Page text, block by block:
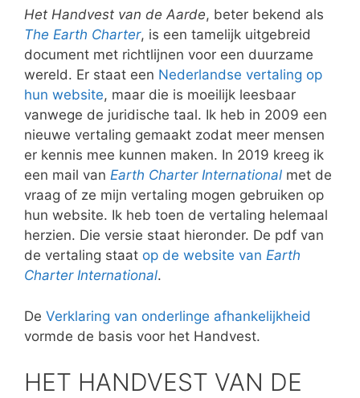
Het Handvest van de Aarde, beter bekend als
The Earth Charter, is een tamelijk uitgebreid
document met richtlijnen voor een duurzame
wereld. Er staat een Nederlandse vertaling op
hun website, maar die is moeilijk leesbaar
vanwege de juridische taal. Ik heb in 2009 een
nieuwe vertaling gemaakt zodat meer mensen
er kennis mee kunnen maken. In 2019 kreeg ik
een mail van Earth Charter International met de
vraag of ze mijn vertaling mogen gebruiken op
hun website. Ik heb toen de vertaling helemaal
herzien. Die versie staat hieronder. De pdf van
de vertaling staat op de website van Earth
Charter International.
De Verklaring van onderlinge afhankelijkheid
vormde de basis voor het Handvest.
HET HANDVEST VAN DE